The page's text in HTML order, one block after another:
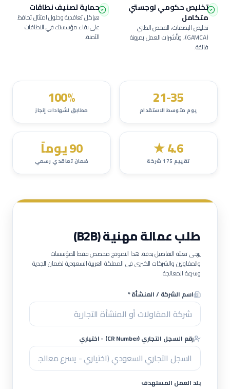
تخليص حكومي لوجستي
متكامل
تخليص البصمات، الفحص الطبي
(GAMCA)، وتأشيرات العمل بمرونة
فائقة.
حماية تصنيف نطاقات
هياكل تعاقدية وحلول امتثال تحافظ
على بقاء مؤسستك في النطاقات
الآمنة.
21-35
يوم متوسط الاستقدام
100%
مطابق لشهادات إنجاز
4.6
★
تقييم 175 شركة
90 يوماً
ضمان تعاقدي رسمي
طلب عمالة مهنية (B2B)
يرجى تعبئة التفاصيل بدقة. هذا النموذج مخصص فقط للمؤسسات
والمقاولين والشركات الكبرى في المملكة العربية السعودية لضمان الجدية
وسرعة المعالجة.
اسم الشركة / المنشأة *
رقم السجل التجاري (CR Number) - اختياري
بلد العمل المستهدف